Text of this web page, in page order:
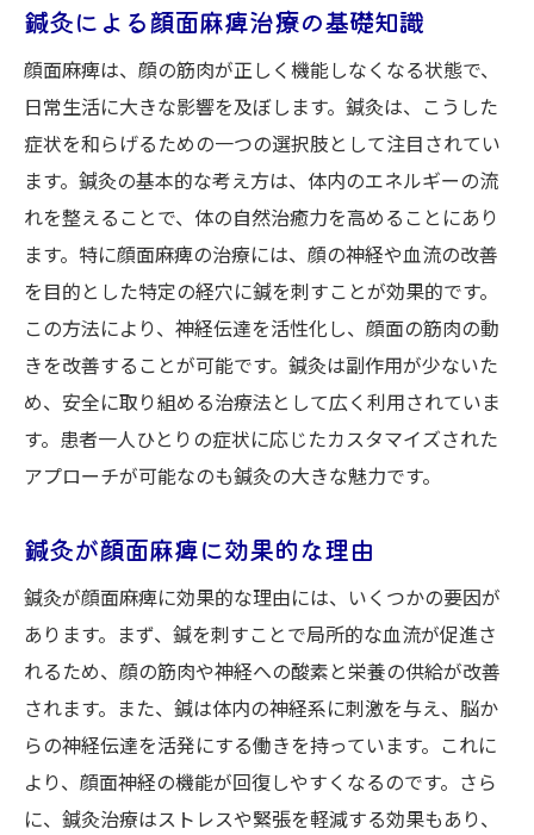
顔面麻痺改善に向けた鍼灸の実践法
個別症状に合わせた鍼灸のアプローチ
鍼灸と他の治療法の併用効果
顔面麻痺治療における鍼灸の重要性
鍼灸による症状緩和とその効果
鍼灸施術のプロセスと結果の知見
顔面麻痺治療における鍼灸のメリットとその科
学的根拠
鍼灸の科学的根拠と治療効果の実証
顔面麻痺に対する鍼灸の成功事例
鍼灸治療が推奨される理由と実績
鍼灸による副作用の少なさと安全性
顔面麻痺改善に鍼灸を選ぶポイント
顔面麻痺改善に鍼灸が選ばれる理由とその効果
を探る
鍼灸が顔面麻痺治療で選ばれる理由
効果的な鍼灸施術とその口コミ
鍼灸の効果を高める治療の工夫
顔面麻痺の症状に合わせた施術法
鍼灸による顔面麻痺治療の基礎知識
顔面麻痺は、顔の筋肉が正しく機能しなくなる状態で、
日常生活に大きな影響を及ぼします。鍼灸は、こうした
症状を和らげるための一つの選択肢として注目されてい
ます。鍼灸の基本的な考え方は、体内のエネルギーの流
れを整えることで、体の自然治癒力を高めることにあり
ます。特に顔面麻痺の治療には、顔の神経や血流の改善
を目的とした特定の経穴に鍼を刺すことが効果的です。
この方法により、神経伝達を活性化し、顔面の筋肉の動
きを改善することが可能です。鍼灸は副作用が少ないた
め、安全に取り組める治療法として広く利用されていま
す。患者一人ひとりの症状に応じたカスタマイズされた
アプローチが可能なのも鍼灸の大きな魅力です。
鍼灸が顔面麻痺に効果的な理由
鍼灸が顔面麻痺に効果的な理由には、いくつかの要因が
あります。まず、鍼を刺すことで局所的な血流が促進さ
れるため、顔の筋肉や神経への酸素と栄養の供給が改善
されます。また、鍼は体内の神経系に刺激を与え、脳か
らの神経伝達を活発にする働きを持っています。これに
より、顔面神経の機能が回復しやすくなるのです。さら
に、鍼灸治療はストレスや緊張を軽減する効果もあり、